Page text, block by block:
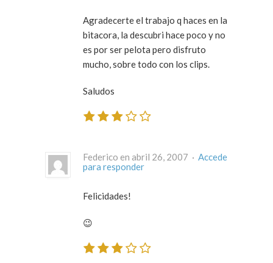
Agradecerte el trabajo q haces en la
bitacora, la descubri hace poco y no
es por ser pelota pero disfruto
mucho, sobre todo con los clips.
Saludos
Federico en abril 26, 2007 · Accede
para responder
Felicidades!
😉